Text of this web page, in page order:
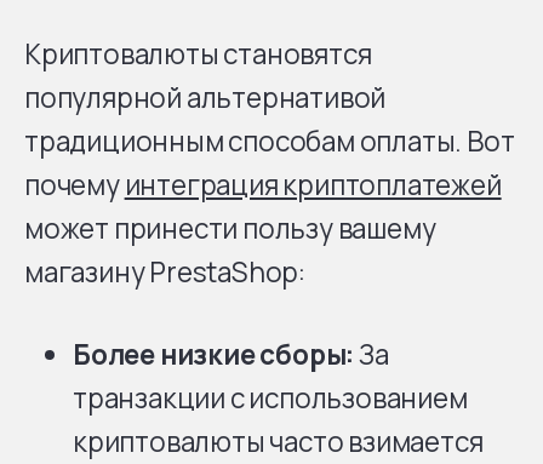
Криптовалюты становятся
популярной альтернативой
традиционным способам оплаты. Вот
почемуинтеграция криптоплатежей
может принести пользу вашему
магазину PrestaShop:
Более низкие сборы:За
транзакции с использованием
криптовалюты часто взимается